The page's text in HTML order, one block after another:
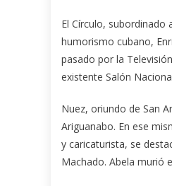
El Círculo, subordinado
humorismo cubano,
pasado por la
existente Salón
Nuez, oriundo de San
Ariguanabo. En ese
y caricaturista, se
Machado. Abela murió